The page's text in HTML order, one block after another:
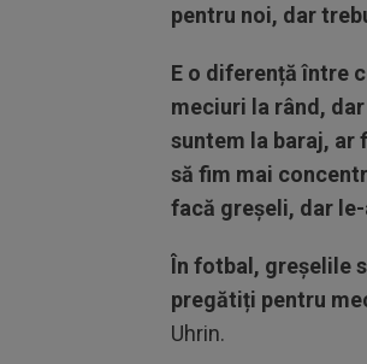
pentru noi, dar
E o diferență între
meciuri la rând,
suntem la baraj, ar
să fim mai
facă greșeli, dar
În fotbal, greșelile
pregătiți pentru
Uhrin.